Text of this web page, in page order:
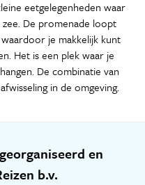
eetgelegenheden waar
De promenade loopt
je makkelijk kunt
Het is een plek waar je
De combinatie van
in de omgeving.
en
b.v.